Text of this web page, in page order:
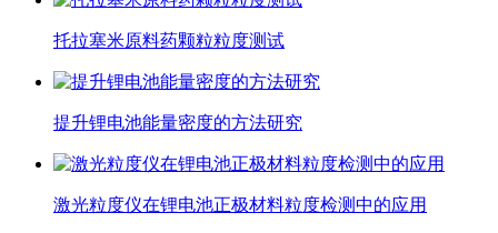
托拉塞米原料药颗粒粒度测试
提升锂电池能量密度的方法研究
激光粒度仪在锂电池正极材料粒度检测中的应用